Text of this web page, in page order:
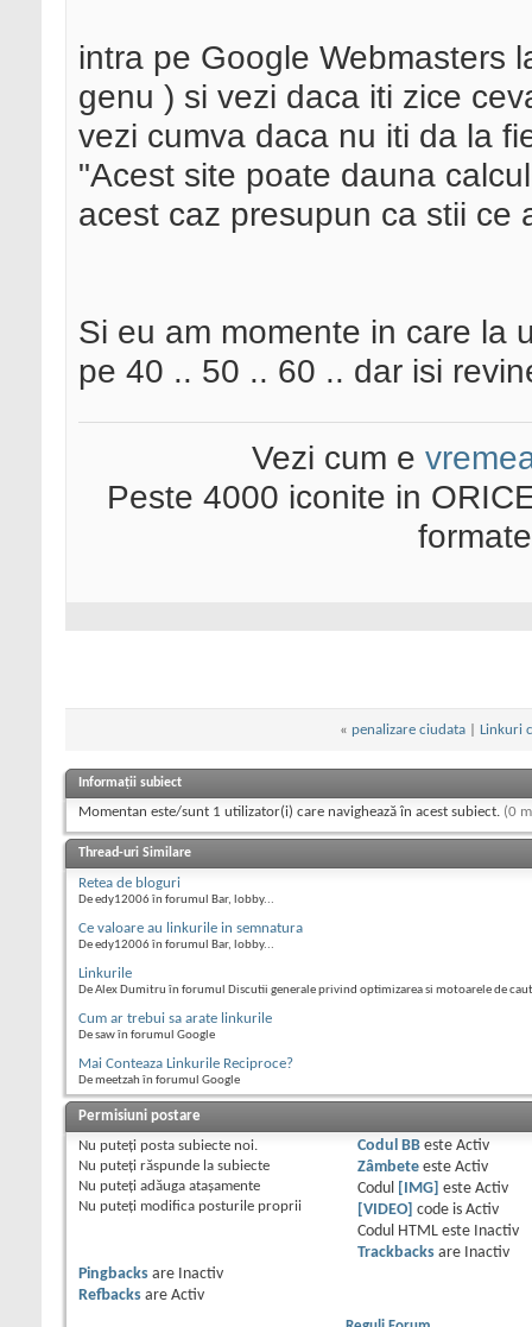
intra pe Google Webmasters
genu ) si vezi daca iti zice
vezi cumva daca nu iti da la
"Acest site poate dauna
acest caz presupun ca stii ce
Si eu am momente in care la
pe 40 .. 50 .. 60 .. dar isi
Vezi cum e
Peste 4000 iconite in
« penalizare ciudata Linkuri
Informații subiect
Momentan este/sunt 1 utilizator(i) care navighează în acest subiect. (0
Thread-uri Similare
Retea de bloguri
De edy12006 în forumul Bar, lobby...
Ce valoare au linkurile in semnatura
De edy12006 în forumul Bar, lobby...
Linkurile
De Alex Dumitru în forumul Discutii generale privind optimizarea si motoarele de
Cum ar trebui sa arate linkurile
De saw în forumul Google
Mai Conteaza Linkurile Reciproce?
De meetzah în forumul Google
Permisiuni postare
Nu puteţi posta subiecte noi.
Nu puteţi răspunde la subiecte
Nu puteţi adăuga ataşamente
Nu puteţi modifica posturile proprii
Codul BBeste Activ
Zâmbeteeste Activ
Codul
[IMG] este Activ
[VIDEO] code is Activ
Codul HTML este
Inactiv
Trackbacksare
Inactiv
Pingbacks are
Inactiv
Refbacks are Activ